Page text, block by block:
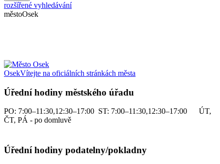
rozšířené vyhledávání
městoOsek
OsekVítejte na oficiálních stránkách města
Úřední hodiny městského úřadu
PO: 7:00–11:30,12:30–17:00 ST: 7:00–11:30,12:30–17:00 ÚT,
ČT, PÁ - po domluvě
Úřední hodiny podatelny/pokladny